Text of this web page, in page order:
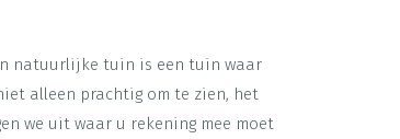
natuurlijke tuin is een tuin waar
alleen prachtig om te zien, het
we uit waar u rekening mee moet